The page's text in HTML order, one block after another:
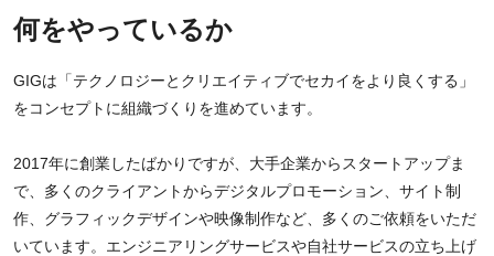
何をやっているか
GIGは「テクノロジーとクリエイティブでセカイをより良くする」
をコンセプトに組織づくりを進めています。
2017年に創業したばかりですが、大手企業からスタートアップま
で、多くのクライアントからデジタルプロモーション、サイト制
作、グラフィックデザインや映像制作など、多くのご依頼をいただ
いています。エンジニアリングサービスや自社サービスの立ち上げ